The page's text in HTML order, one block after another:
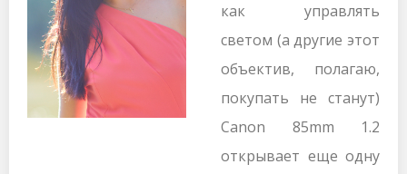
как управлять
светом (а другие этот
объектив, полагаю,
покупать не станут)
Canon 85mm 1.2
открывает еще одну